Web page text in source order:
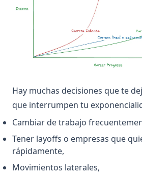
Hay muchas decisiones que te
que interrumpen tu
Cambiar de trabajo
Tener layoffs o empresas que
rápidamente,
Movimientos laterales,